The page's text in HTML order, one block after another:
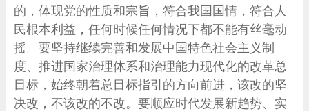
的，体现党的性质和宗旨，符合我国国情，符合人
民根本利益，任何时候任何情况下都不能有丝毫动
摇。要坚持继续完善和发展中国特色社会主义制
度、推进国家治理体系和治理能力现代化的改革总
目标，始终朝着总目标指引的方向前进，该改的坚
决改，不该改的不改。要顺应时代发展新趋势、实